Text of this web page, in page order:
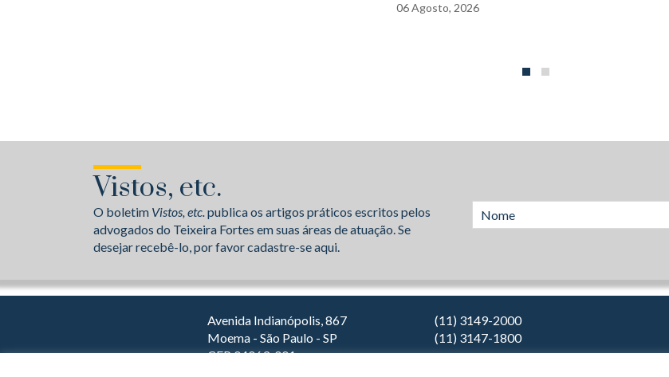
06Agosto, 2026
Vistos, etc.
O boletim Vistos, etc.publica os artigos práticos escritos pelos
advogados do Teixeira Fortes em suas áreas de atuação. Se
desejar recebê-lo, por favor cadastre-se aqui.
Avenida Indianópolis, 867
Moema - São Paulo - SP
CEP 04063-001
(11) 3149-2000
(11) 3147-1800